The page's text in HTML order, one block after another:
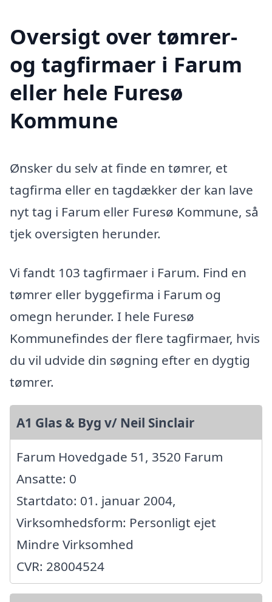
Oversigt over tømrer-
og tagfirmaer i Farum
eller hele Furesø
Kommune
Ønsker du selv at finde en tømrer, et
tagfirma eller en tagdækker der kan lave
nyt tag i Farum eller Furesø Kommune, så
tjek oversigten herunder.
Vi fandt 103 tagfirmaer i Farum. Find en
tømrer eller byggefirma i Farum og
omegn herunder. I hele Furesø
Kommunefindes der flere tagfirmaer, hvis
du vil udvide din søgning efter en dygtig
tømrer.
A1 Glas & Byg v/ Neil Sinclair
Farum Hovedgade 51, 3520 Farum
Ansatte: 0
Startdato: 01. januar 2004,
Virksomhedsform: Personligt ejet
Mindre Virksomhed
CVR: 28004524